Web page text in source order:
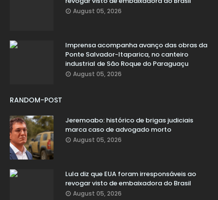
August 05, 2026
Imprensa acompanha avanço das obras da
Ponte Salvador-Itaparica, no canteiro
industrial de São Roque do Paraguaçu
August 05, 2026
RANDOM-POST
Jeremoabo: histórico de brigas judiciais
marca caso de advogado morto
August 05, 2026
Lula diz que EUA foram irresponsáveis ao
revogar visto de embaixadora do Brasil
August 05, 2026